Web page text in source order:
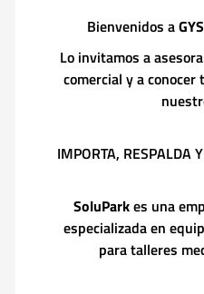
Bienvenidos a
Lo invitamos a
comercial y a
IMPORTA, RESPALDA
SoluParkes una
especializada en
para talleres